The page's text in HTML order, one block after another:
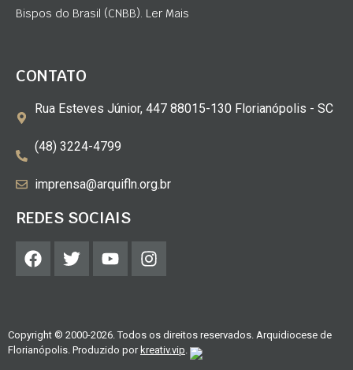
Bispos do Brasil (CNBB). Ler Mais
CONTATO
Rua Esteves Júnior, 447 88015-130 Florianópolis - SC
(48) 3224-4799
imprensa@arquifln.org.br
REDES SOCIAIS
Copyright © 2000-2026. Todos os direitos reservados. Arquidiocese de
Florianópolis. Produzido por kreativ.vip